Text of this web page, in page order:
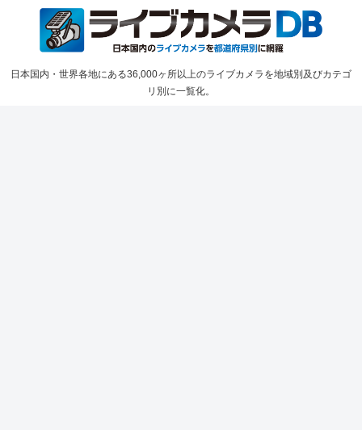
日本国内・世界各地にある36,000ヶ所以上のライブカメラを地域別及びカテゴ
リ別に一覧化。